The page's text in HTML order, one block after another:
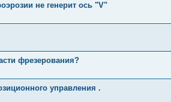
не генерит ось "V"
фрезерования?
управления .